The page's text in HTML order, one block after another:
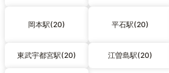
岡本駅(20) 平石駅(20)
東武宇都宮駅(20) 江曽島駅(20)